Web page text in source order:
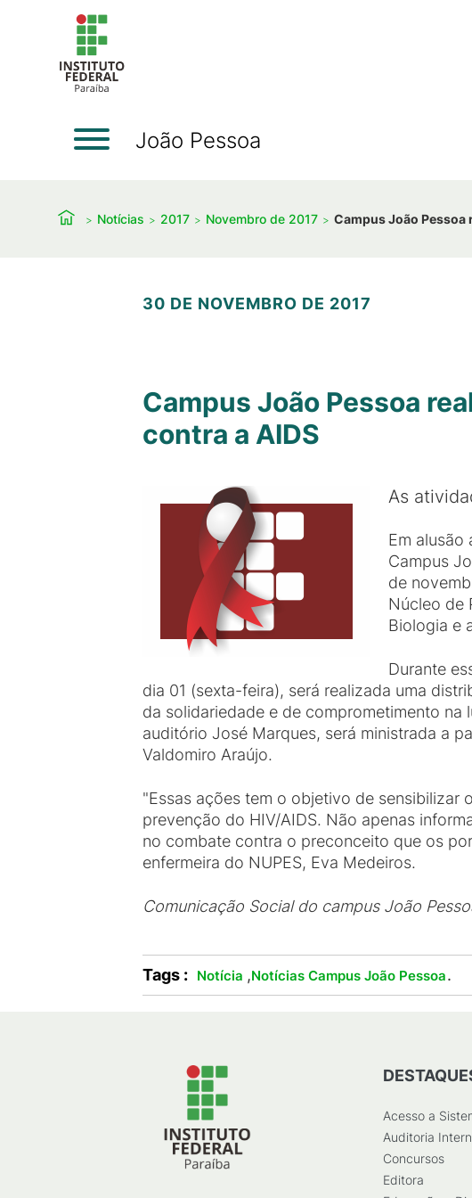
João Pessoa
Notícias 2017 Novembro de 2017 Campus João Pessoa
30 DE NOVEMBRO DE 2017
Campus João Pessoa
contra a AIDS
As
Em alusão
Campus
de
Núcleo de
Biologia e
Durante
dia 01 (sexta-feira), será realizada uma
da solidariedade e de comprometimento na
auditório José Marques, será ministrada a
Valdomiro Araújo.
"Essas ações tem o objetivo de sensibilizar
prevenção do HIV/AIDS. Não apenas
no combate contra o preconceito que os
enfermeira do NUPES, Eva Medeiros.
Comunicação Social do campus João
Tags : Notícia ,Notícias Campus João Pessoa.
Acesso a
Auditoria
Concursos
Editora